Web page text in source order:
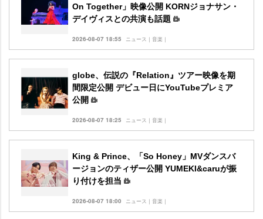
On Together」映像公開 KORNジョナサン・
デイヴィスとの共演も話題
2026-08-07 18:55 ニュース｜音楽｜
globe、伝説の『Relation』ツアー映像を期
間限定公開 デビュー日にYouTubeプレミア
公開
2026-08-07 18:25 ニュース｜音楽｜
King & Prince、「So Honey」MVダンスバ
ージョンのティザー公開 YUMEKI&caruが振
り付けを担当
2026-08-07 18:00 ニュース｜音楽｜